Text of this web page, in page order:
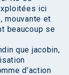
ici
mouvante et
beaucoup se
que jacobin,
d’action